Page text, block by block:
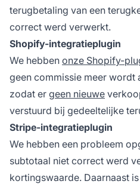
terugbetaling van een
correct werd verwerkt.
Shopify-integratieplugin
We hebben onze Shopify-
geen commissie meer wordt
zodat er geen nieuwe
verstuurd bij gedeeltelijke
Stripe-integratieplugin
We hebben een probleem
subtotaal niet correct werd
kortingswaarde. Daarnaast